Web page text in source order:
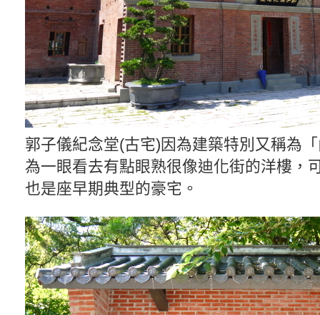
郭子儀紀念堂(古宅)因為建築特別又稱為
為一眼看去有點眼熟很像迪化街的洋樓，
也是座早期典型的豪宅。